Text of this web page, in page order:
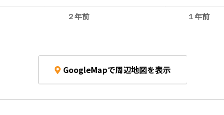
２年前 １年前
GoogleMapで周辺地図を表示